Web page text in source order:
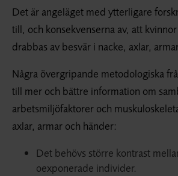
Det är angeläget med ytterligare
till, och konsekvenserna av, att
drabbas av besvär i nacke, axlar,
Några övergripande metodologiska
till mer och bättre information om
arbetsmiljöfaktorer och
axlar, armar och händer:
Det behövs större kontrast
oexponerade individer.